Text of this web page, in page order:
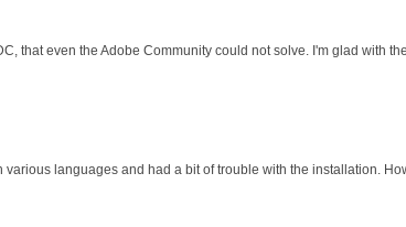
that even the Adobe Community could not solve. I'm glad with
languages and had a bit of trouble with the installation.